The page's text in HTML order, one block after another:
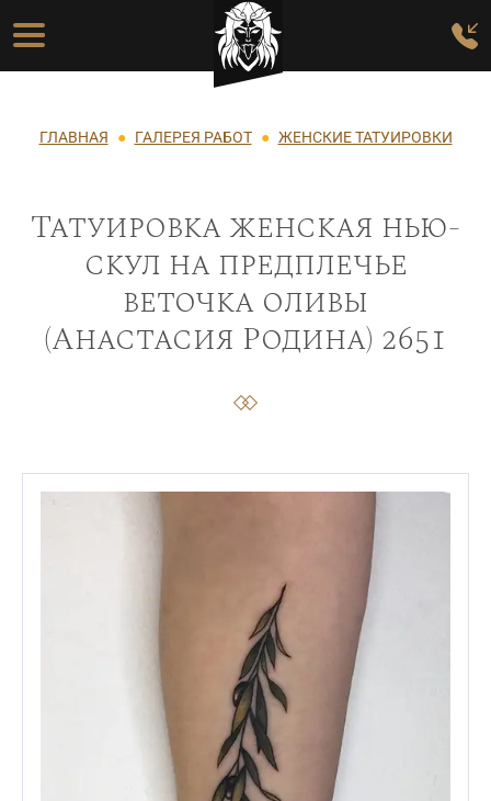
Перейти к основному содержанию
Основная навигация
Строка навигации
ГЛАВНАЯ ГАЛЕРЕЯ РАБОТ ЖЕНСКИЕ ТАТУИРОВКИ
Татуировка женская нью-
скул на предплечье
веточка оливы
(Анастасия Родина) 2651